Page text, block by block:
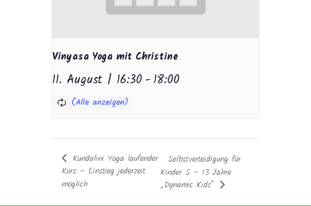
Vinyasa Yoga mit Christine
11. August | 16:30 -18:00
Kundalini Yoga laufender
Kurs – Einstieg jederzeit
möglich
Selbstverteidigung für
Kinder 5 – 13 Jahre
„Dynamic Kids“